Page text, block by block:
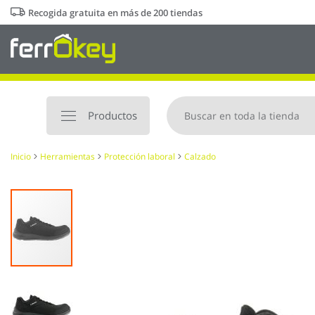
Ir
al
contenido
Recogida gratuita en más de 200 tiendas
Productos
Inicio Herramientas Protección laboral Calzado
Saltar
final
de
galería
imágenes